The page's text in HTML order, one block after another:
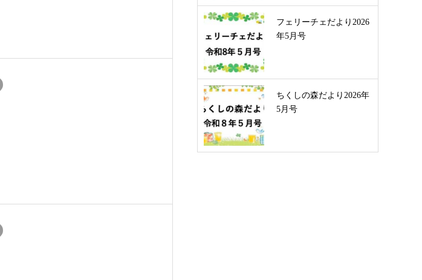
フェリーチェだより2026
年5月号
ちくしの森だより2026年
5月号